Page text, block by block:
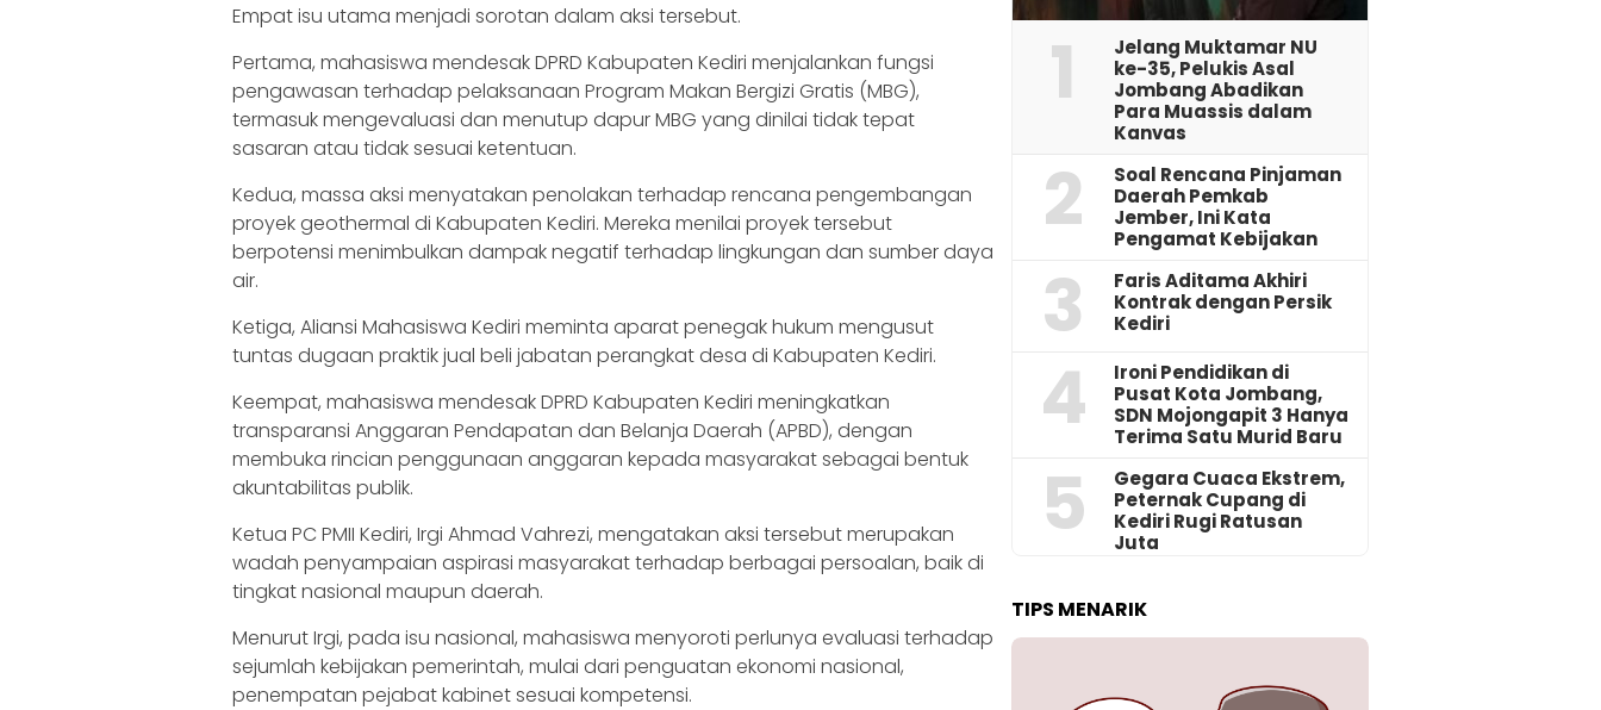
‎Empat isu utama menjadi sorotan dalam aksi tersebut.
Pertama, mahasiswa mendesak DPRD Kabupaten Kediri menjalankan fungsi
pengawasan terhadap pelaksanaan Program Makan Bergizi Gratis (MBG),
termasuk mengevaluasi dan menutup dapur MBG yang dinilai tidak tepat
sasaran atau tidak sesuai ketentuan.
‎‎Kedua, massa aksi menyatakan penolakan terhadap rencana pengembangan
proyek geothermal di Kabupaten Kediri. Mereka menilai proyek tersebut
berpotensi menimbulkan dampak negatif terhadap lingkungan dan sumber daya
air.
‎‎Ketiga, Aliansi Mahasiswa Kediri meminta aparat penegak hukum mengusut
tuntas dugaan praktik jual beli jabatan perangkat desa di Kabupaten Kediri.
‎‎Keempat, mahasiswa mendesak DPRD Kabupaten Kediri meningkatkan
transparansi Anggaran Pendapatan dan Belanja Daerah (APBD), dengan
membuka rincian penggunaan anggaran kepada masyarakat sebagai bentuk
akuntabilitas publik.
‎Ketua PC PMII Kediri, Irgi Ahmad Vahrezi, mengatakan aksi tersebut merupakan
wadah penyampaian aspirasi masyarakat terhadap berbagai persoalan, baik di
tingkat nasional maupun daerah.
‎Menurut Irgi, pada isu nasional, mahasiswa menyoroti perlunya evaluasi terhadap
sejumlah kebijakan pemerintah, mulai dari penguatan ekonomi nasional,
penempatan pejabat kabinet sesuai kompetensi.
1
Jelang Muktamar NU
ke-35, Pelukis Asal
Jombang Abadikan
Para Muassis dalam
Kanvas
2
‎Soal Rencana Pinjaman
Daerah Pemkab
Jember, Ini Kata
Pengamat Kebijakan ‎
3
Faris Aditama Akhiri
Kontrak dengan Persik
Kediri
4
Ironi Pendidikan di
Pusat Kota Jombang,
SDN Mojongapit 3 Hanya
Terima Satu Murid Baru
5
‎Gegara Cuaca Ekstrem,
Peternak Cupang di
Kediri Rugi Ratusan
Juta
TIPS MENARIK